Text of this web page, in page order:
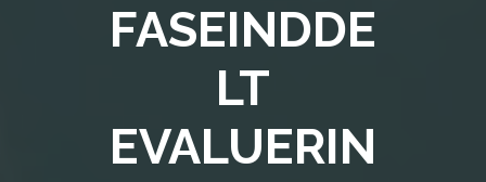
FASEINDDE
LT
EVALUERIN